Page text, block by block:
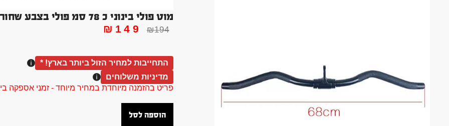
מוט פולי בינוני כ 78 סמ פולי בצבע שחור מעוקל
₪194
₪ 149
התחייבות למחיר הזול ביותר בארץ! *
מדיניות משלוחים
פריט בהזמנה מיוחדת במחיר מיוחד - זמני אספקה בין 40 ל 90 ימי עסקים צור קשר
הוספה לסל